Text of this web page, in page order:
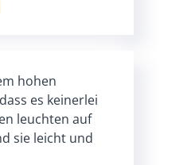
hohen
es keinerlei
leuchten auf
sie leicht und